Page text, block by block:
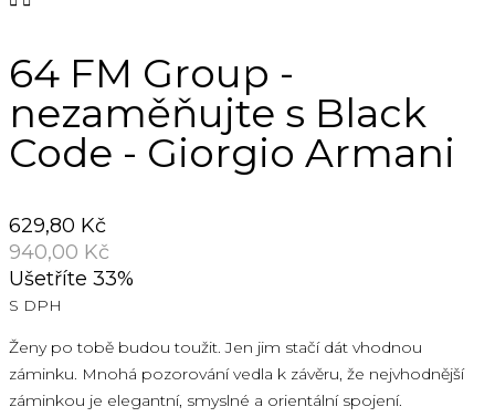
64 FM Group -
nezaměňujte s Black
Code - Giorgio Armani
629,80 Kč
940,00 Kč
Ušetříte 33%
S DPH
Ženy po tobě budou toužit. Jen jim stačí dát vhodnou
záminku. Mnohá pozorování vedla k závěru, že nejvhodnější
záminkou je elegantní, smyslné a orientální spojení.